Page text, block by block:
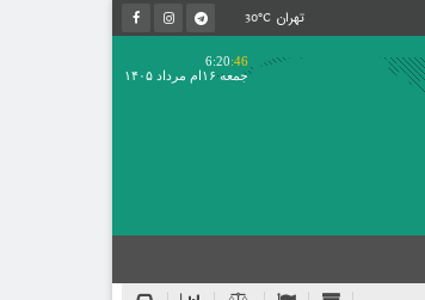
تهران 30°C
6:20:46
جمعه ۱۶ام مرداد ۱۴۰۵